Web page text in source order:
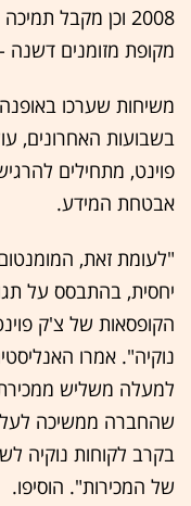
2008 וכן מקבל
מקופת מזומנים דשנה - כ-6.47 דולר
משיחות שערכו
בשבועות האחרונים,
פוינט, מתחילים
אבטחת המידע.
יחסית, בהתבסס על
הקופסאות של צ'ק
נוקיה". אמרו
למעלה משליש ממכירת
שהחברה ממשיכה
בקרב לקוחות נוקיה
של המכירות". הוסיפו.